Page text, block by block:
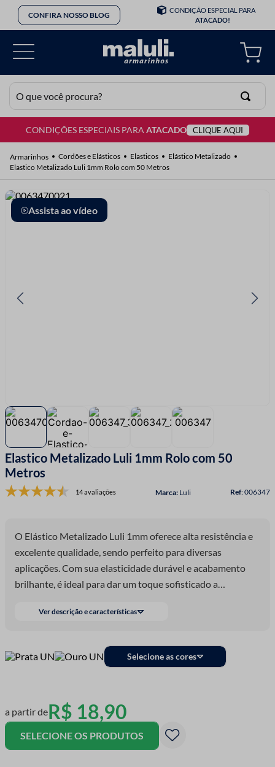
CONFIRA NOSSO BLOG
CONDIÇÃO ESPECIAL PARA
ATACADO!
O que você procura?
CONDIÇÕES ESPECIAIS PARAATACADO CLIQUE AQUI
Cordões e Elásticos Elasticos
Elástico Metalizado
Elastico Metalizado Luli 1mm Rolo com 50 Metros
Assista ao vídeo
Elastico Metalizado Luli 1mm Rolo com 50
Metros
14 avaliações Luli :006347
O Elástico Metalizado Luli 1mm oferece alta resistência e
excelente qualidade, sendo perfeito para diversas
aplicações. Com sua elasticidade durável e acabamento
brilhante, é ideal para dar um toque sofisticado a
embrulhos de presentes e decorações em geral. Sua
projetos de artesanato, acessórios e embalagens criativas.
Ver descrição e características
Selecione as cores
a partir deR$ 18,90
SELECIONE OS PRODUTOS
TERMOS MAIS BUSCADOS
2º
barbante
3º
botão
4º
elastico
8º